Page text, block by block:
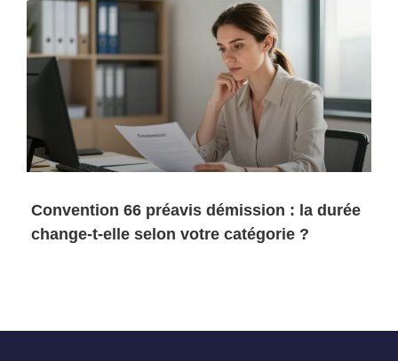
Convention 66 préavis démission : la durée
change-t-elle selon votre catégorie ?